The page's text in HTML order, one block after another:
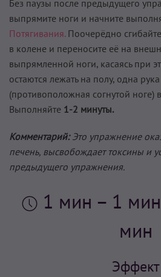
Без паузы после предыдущего
выпрямите ноги и начните
Потягивания.Поочерёдно
в колене и переносите её на
выпрямленной ноги, касаясь при
остаются лежать на полу, одна
(противоположная согнутой ноге)
Выполняйте 1-2 минуты.
Комментарий:Это упражнение
печень, высвобождает токсины и
предыдущего упражнения.
1 мин – 1
мин
Эффект